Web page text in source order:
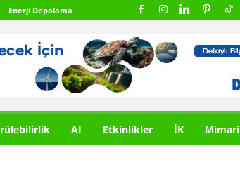
Enerji Depolama
AI Etkinlikler İK Mimari